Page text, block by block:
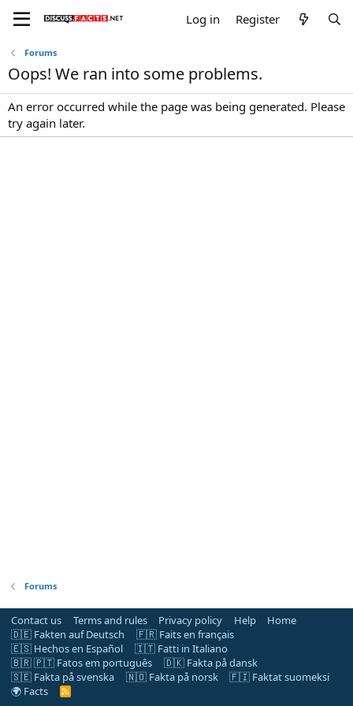
Log in Register
Forums
Oops! We ran into some problems.
An error occurred while the page was being generated. Please
try again later.
Forums
Contact us Terms and rules Privacy policy Help
Home
🇩🇪 Fakten auf Deutsch
🇫🇷 Faits en français
🇪🇸 Hechos en Español
🇮🇹 Fatti in Italiano
🇧🇷 🇵🇹 Fatos em português
🇩🇰 Fakta på dansk
🇸🇪 Fakta på svenska
🇳🇴 Fakta på norsk
🇫🇮 Faktat suomeksi
🌍 Facts
R